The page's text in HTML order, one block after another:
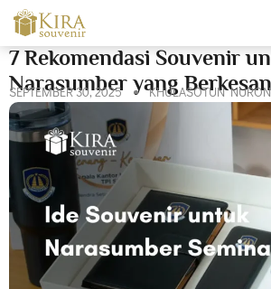
7 Rekomendasi Souvenir
Narasumber yang
SEPTEMBER 30, 2025 KHULASOTUN